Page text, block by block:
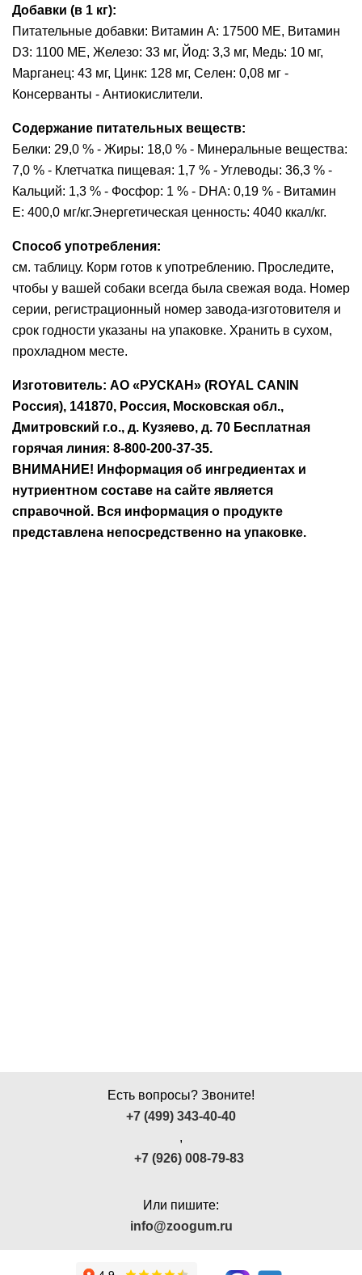
Добавки (в 1 кг):
Питательные добавки: Витамин A: 17500 ME, Витамин
D3: 1100 ME, Железо: 33 мг, Йод: 3,3 мг, Медь: 10 мг,
Марганец: 43 мг, Цинк: 128 мг, Ceлeн: 0,08 мг -
Консерванты - Антиокислители.
Содержание питательных веществ:
Белки: 29,0 % - Жиры: 18,0 % - Минеральные вещества:
7,0 % - Клетчатка пищевая: 1,7 % - Углеводы: 36,3 % -
Кальций: 1,3 % - Фосфор: 1 % - DHA: 0,19 % - Витамин
E: 400,0 мг/кг.Энергетическая ценность: 4040 ккал/кг.
Способ употребления:
см. таблицу. Корм готов к употреблению. Проследите,
чтобы у вашей собаки всегда была свежая вода. Номер
серии, регистрационный номер завода-изготовителя и
срок годности указаны на упаковке. Хранить в сухом,
прохладном месте.
Изготовитель: АО «РУСКАН» (ROYAL CANIN
Россия), 141870, Россия, Московская обл.,
Дмитровский г.о., д. Кузяево, д. 70 Бесплатная
горячая линия: 8-800-200-37-35.
ВНИМАНИЕ! Информация об ингредиентах и
нутриентном составе на сайте является
справочной. Вся информация о продукте
представлена непосредственно на упаковке.
Есть вопросы? Звоните!
+7 (499) 343-40-40
,
+7 (926) 008-79-83
Или пишите:
info@zoogum.ru